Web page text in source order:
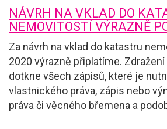
NÁVRH NA VKLAD DO
NEMOVITOSTÍ VÝRAZNĚ
Za návrh na vklad do katastru
2020 výrazně připlatíme.
dotkne všech zápisů, které je
vlastnického práva, zápis nebo
práva či věcného břemena a